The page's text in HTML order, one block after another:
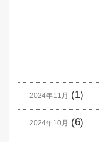
2024年11月 (1)
2024年10月 (6)